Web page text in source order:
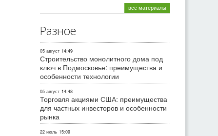
все материалы
Разное
05 август 14:49
Строительство монолитного дома под
ключ в Подмосковье: преимущества и
особенности технологии
05 август 14:48
Торговля акциями США: преимущества
для частных инвесторов и особенности
рынка
22 июль 15:09